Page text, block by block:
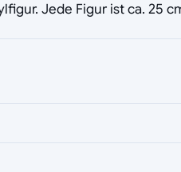
Jede Figur ist ca. 25